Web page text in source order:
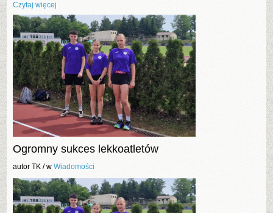
Czytaj więcej
Ogromny sukces lekkoatletów
autor TK /w Wiadomości